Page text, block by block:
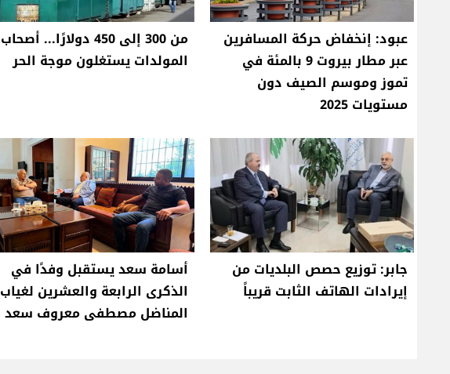
عبود: إنخفاض حركة المسافرين
عبر مطار بيروت 9 بالمئة في
تموز وموسم الصيف دون
مستويات 2025
من 300 إلى 450 دولارًا... أصحاب
المولدات يستغلون موجة الحر
جابر: توزيع حصص البلديات من
إيرادات الهاتف الثابت قريباً
أسامة سعد يستقبل وفدًا في
الذكرى الرابعة والعشرين لغياب
المناضل مصطفى معروف سعد